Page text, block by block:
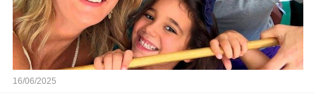
16/06/2025